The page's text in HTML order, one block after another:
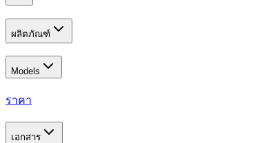
ผลิตภัณฑ์
Models
ราคา
เอกสาร